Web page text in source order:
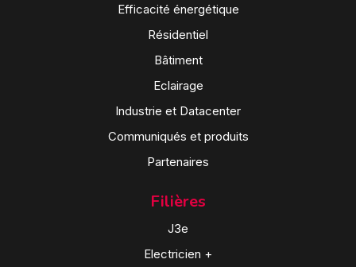
Efficacité énergétique
Résidentiel
Bâtiment
Eclairage
Industrie et Datacenter
Communiqués et produits
Partenaires
Filières
J3e
Electricien +